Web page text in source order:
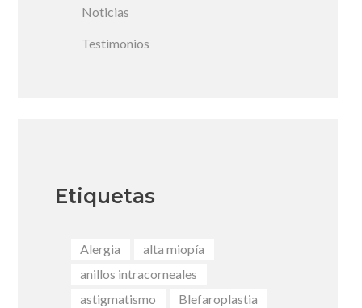
Noticias
Testimonios
Etiquetas
Alergia
alta miopía
anillos intracorneales
astigmatismo
Blefaroplastia